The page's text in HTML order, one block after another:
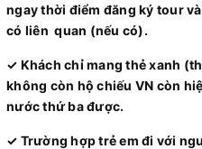
ngay thời điểm đăng ký tour
có liên quan (nếu có).
✓ Khách chỉ mang thẻ xanh
không còn hộ chiếu VN còn
nước thứ ba được.
✓ Trường hợp trẻ em đi với